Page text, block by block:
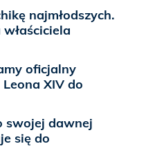
najmłodszych.
oficjalny
XIV do
swojej dawnej
się do